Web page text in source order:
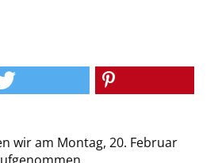
wir am Montag, 20. Februar